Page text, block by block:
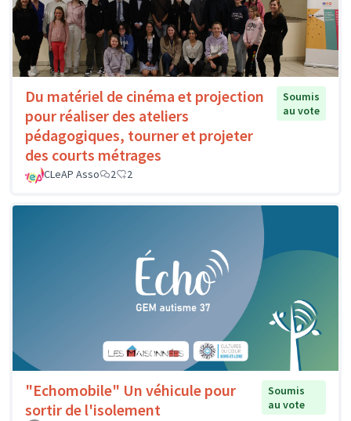
Du matériel de cinéma et projection
pour réaliser des ateliers
pédagogiques, tourner et projeter
des courts métrages
Soumis
au vote
CLeAP Asso 2 2
"Echomobile" Un véhicule pour
sortir de l'isolement
Soumis
au vote